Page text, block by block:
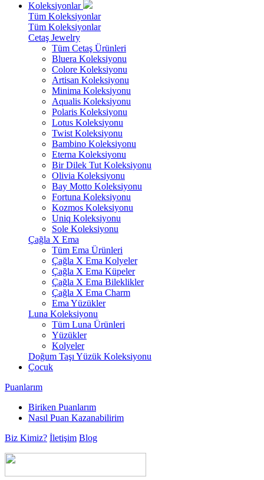
Koleksiyonlar
Tüm Koleksiyonlar
Tüm Koleksiyonlar
Cetaş Jewelry
Tüm Cetaş Ürünleri
Bluera Koleksiyonu
Colore Koleksiyonu
Artisan Koleksiyonu
Minima Koleksiyonu
Aqualis Koleksiyonu
Polaris Koleksiyonu
Lotus Koleksiyonu
Twist Koleksiyonu
Bambino Koleksiyonu
Eterna Koleksiyonu
Bir Dilek Tut Koleksiyonu
Olivia Koleksiyonu
Bay Motto Koleksiyonu
Fortuna Koleksiyonu
Kozmos Koleksiyonu
Uniq Koleksiyonu
Sole Koleksiyonu
Çağla X Ema
Tüm Ema Ürünleri
Çağla X Ema Kolyeler
Çağla X Ema Küpeler
Çağla X Ema Bileklikler
Çağla X Ema Charm
Ema Yüzükler
Luna Koleksiyonu
Tüm Luna Ürünleri
Yüzükler
Kolyeler
Doğum Taşı Yüzük Koleksiyonu
Çocuk
Puanlarım
Biriken Puanlarım
Nasıl Puan Kazanabilirim
Biz Kimiz? İletişim Blog